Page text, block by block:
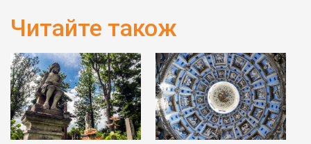
Читайте також